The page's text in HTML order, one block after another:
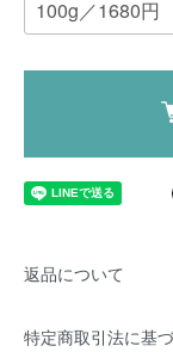
返品について
特定商取引法に基